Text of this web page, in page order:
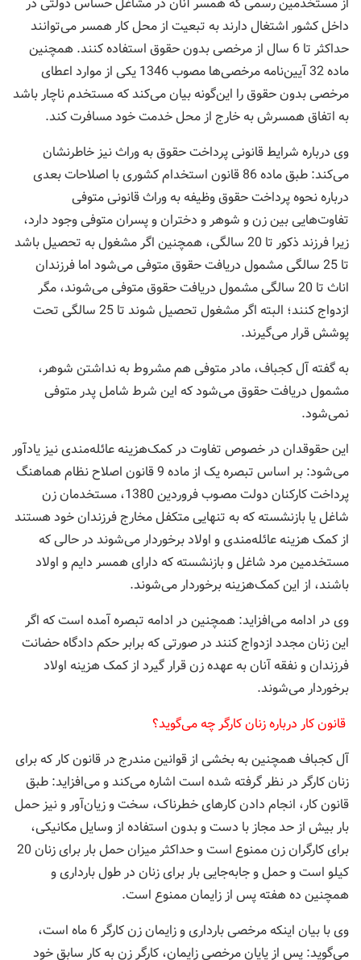
داخل کشور اشتغال دارند به تبعیت از محل کار همسر می‌توانند
حداکثر تا 6 سال از مرخصی بدون حقوق استفاده کنند. همچنین
ماده 32 آیین‌نامه مرخصی‌ها مصوب 1346 یکی از موارد اعطای
مرخصی بدون حقوق را این‌گونه بیان می‌کند که مستخدم ناچار باشد
به اتفاق همسرش به خارج از محل خدمت خود مسافرت کند.
وی درباره شرایط قانونی پرداخت حقوق به وراث نیز خاطرنشان
می‌کند: طبق ماده 86 قانون استخدام کشوری با اصلاحات بعدی
درباره نحوه پرداخت حقوق وظیفه به وراث قانونی متوفی
تفاوت‌هایی بین زن و شوهر و دختران و پسران متوفی وجود دارد،‌
زیرا فرزند ذکور تا 20 سالگی، همچنین اگر مشغول به تحصیل باشد
تا 25 سالگی مشمول دریافت حقوق متوفی می‌شود اما فرزندان
اناث تا 20 سالگی مشمول دریافت حقوق متوفی می‌شوند، مگر
ازدواج کنند؛ البته اگر مشغول تحصیل شوند تا 25 سالگی تحت
پوشش قرار می‌گیرند.
به گفته آل کجباف،‌ مادر متوفی هم مشروط به نداشتن شوهر،
مشمول دریافت حقوق می‌شود که این شرط شامل پدر متوفی
نمی‌شود.
این حقوقدان در خصوص تفاوت‌ در کمک‌هزینه عائله‌مندی نیز یادآور
می‌شود: بر اساس تبصره یک از ماده 9 قانون اصلاح نظام هماهنگ
پرداخت کارکنان دولت مصـوب فروردین 1380، مستخدمان زن
شاغل یا بازنشسته که به تنهایی متکفل مخارج فرزندان خود هستند
از کمک هزینه عائله‌مندی و اولاد برخوردار می‌شوند در حالی که
مستخدمین مرد شاغل و بازنشسته که دارای همسر دایم و اولاد
باشند، از این کمک‌هزینه برخوردار می‌شوند.
وی در ادامه می‌افزاید: همچنین در ادامه تبصره آمده است که اگر
این زنان مجدد ازدواج کنند در صورتی که برابر حکم دادگاه حضانت
فرزندان و نفقه آنان به عهده زن قرار گیرد از کمک هزینه اولاد
برخوردار می‌شوند.
قانون کار درباره زنان کارگر چه می‌گوید؟
آل کجباف همچنین به بخشی از قوانین مندرج در قانون کار که برای
زنان کارگر در نظر گرفته شده است اشاره می‌کند و می‌افزاید: طبق
قانون کار، انجام دادن کارهای خطرناک، سخت و زیان‌آور و نیز حمل
بار بیش از حد مجاز با دست و بدون استفاده از وسایل مکانیکی،
برای کارگران زن ممنوع است و حداکثر میزان حمل بار برای زنان 20
کیلو است و حمل و جابه‌جایی بار برای زنان در طول بارداری و
همچنین ده هفته پس از زایمان ممنوع است.
وی با بیان اینکه مرخصی بارداری و زایمان زن کارگر 6 ماه است،
می‌گوید: پس از پایان مرخصی زایمان، کارگر زن به کار سابق خود